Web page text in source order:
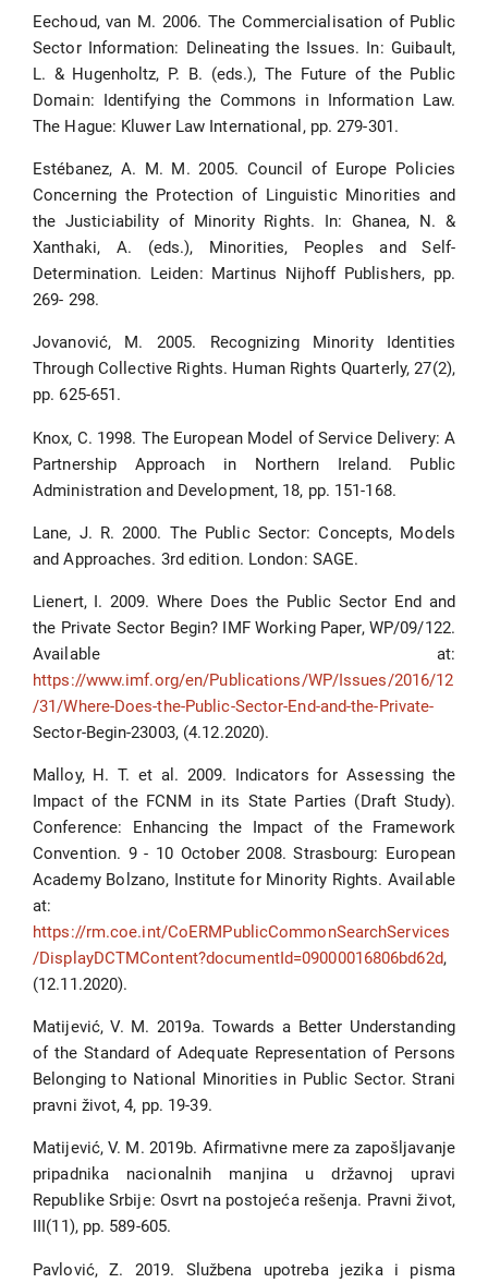
Eechoud, van M. 2006. The Commercialisation of Public
Sector Information: Delineating the Issues. In: Guibault,
L. & Hugenholtz, P. B. (eds.), The Future of the Public
Domain: Identifying the Commons in Information Law.
The Hague: Kluwer Law International, pp. 279-301.
Estébanez, A. M. M. 2005. Council of Europe Policies
Concerning the Protection of Linguistic Minorities and
the Justiciability of Minority Rights. In: Ghanea, N. &
Xanthaki, A. (eds.), Minorities, Peoples and Self-
Determination. Leiden: Martinus Nijhoff Publishers, pp.
269- 298.
Jovanović, M. 2005. Recognizing Minority Identities
Through Collective Rights. Human Rights Quarterly, 27(2),
pp. 625-651.
Knox, C. 1998. The European Model of Service Delivery: A
Partnership Approach in Northern Ireland. Public
Administration and Development, 18, pp. 151-168.
Lane, J. R. 2000. The Public Sector: Concepts, Models
and Approaches. 3rd edition. London: SAGE.
Lienert, I. 2009. Where Does the Public Sector End and
the Private Sector Begin? IMF Working Paper, WP/09/122.
Available at:
https://www.imf.org/en/Publications/WP/Issues/2016/12
/31/Where-Does-the-Public-Sector-End-and-the-Private-
Sector-Begin-23003, (4.12.2020).
Malloy, H. T. et al. 2009. Indicators for Assessing the
Impact of the FCNM in its State Parties (Draft Study).
Conference: Enhancing the Impact of the Framework
Convention. 9 - 10 October 2008. Strasbourg: European
Academy Bolzano, Institute for Minority Rights. Available
at:
https://rm.coe.int/CoERMPublicCommonSearchServices
/DisplayDCTMContent?documentId=09000016806bd62d,
(12.11.2020).
Matijević, V. M. 2019a. Towards a Better Understanding
of the Standard of Adequate Representation of Persons
Belonging to National Minorities in Public Sector. Strani
pravni život, 4, pp. 19-39.
Matijević, V. M. 2019b. Afirmativne mere za zapošljavanje
pripadnika nacionalnih manjina u državnoj upravi
Republike Srbije: Osvrt na postojeća rešenja. Pravni život,
III(11), pp. 589-605.
Pavlović, Z. 2019. Službena upotreba jezika i pisma